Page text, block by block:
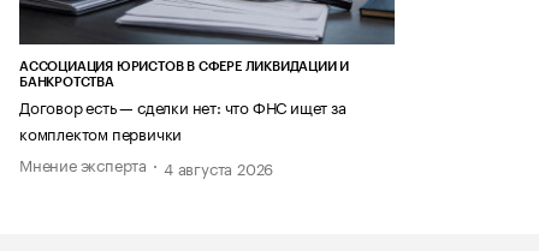
АССОЦИАЦИЯ ЮРИСТОВ В СФЕРЕ ЛИКВИДАЦИИ И
БАНКРОТСТВА
Договор есть — сделки нет: что ФНС ищет за
комплектом первички
Мнение эксперта
4 августа 2026